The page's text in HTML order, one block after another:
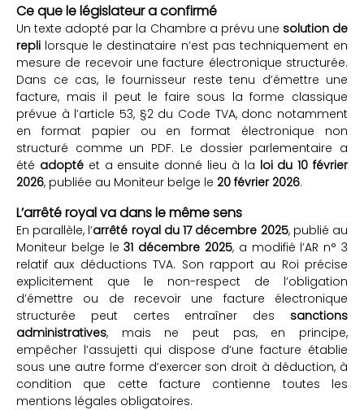
Ce que le législateur a confirmé
Un texte adopté par la Chambre a prévu une solution de
repli lorsque le destinataire n’est pas techniquement en
mesure de recevoir une facture électronique structurée.
Dans ce cas, le fournisseur reste tenu d’émettre une
facture, mais il peut le faire sous la forme classique
prévue à l’article 53, §2 du Code TVA, donc notamment
en format papier ou en format électronique non
structuré comme un PDF. Le dossier parlementaire a
été adoptéet a ensuite donné lieu à la loi du 10 février
2026, publiée au Moniteur belge le 20 février 2026.
L’arrêté royal va dans le même sens
En parallèle, l’arrêté royal du 17 décembre 2025, publié au
Moniteur belge le31 décembre 2025, a modifié l’AR n° 3
relatif aux déductions TVA. Son rapport au Roi précise
explicitement que le non-respect de l’obligation
d’émettre ou de recevoir une facture électronique
structurée peut certes entraîner des sanctions
administratives, mais ne peut pas, en principe,
empêcher l’assujetti qui dispose d’une facture établie
sous une autre forme d’exercer son droit à déduction, à
condition que cette facture contienne toutes les
mentions légales obligatoires.